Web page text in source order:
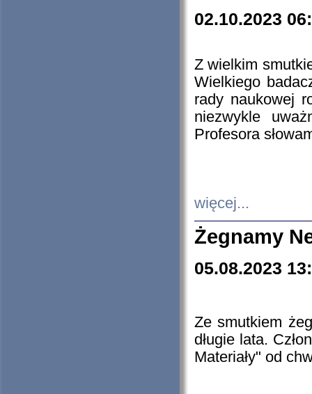
02.10.2023
Z wielkim
Wielkiego
rady naukowej
niezwykle
Profesora
więcej...
Żegnamy
05.08.2023
Ze smutkiem
długie lata.
Materiały" od